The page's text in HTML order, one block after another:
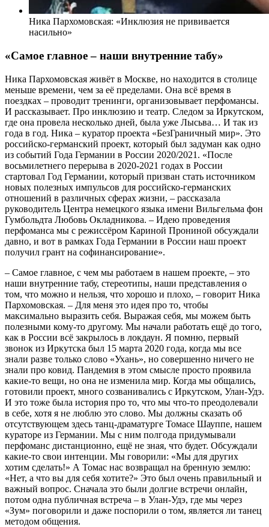
Ника Пархомовская: «Инклюзия не прививается
насильно»
«Самое главное – наши внутренние табу»
Ника Пархомовская живёт в Москве, но находится в столице
меньше времени, чем за её пределами. Она всё время в
поездках – проводит тренинги, организовывает перфомансы.
И рассказывает. Про инклюзию и театр. Следом за Иркутском,
где она провела несколько дней, была уже Лысьва… И так из
года в год. Ника – куратор проекта «БезГраничный мир». Это
российско-германский проект, который был задуман как одно
из событий Года Германии в России 2020/2021. «После
восьмилетнего перерыва в 2020-2021 годах в России
стартовал Год Германии, который призван стать источником
новых полезных импульсов для российско-германских
отношений в различных сферах жизни, – рассказала
руководитель Центра немецкого языка имени Вильгельма фон
Гумбольдта Любовь Окладникова. – Идею проведения
перфоманса мы с режиссёром Кариной Прониной обсуждали
давно, и вот в рамках Года Германии в России наш проект
получил грант на софинансирование».
– Самое главное, с чем мы работаем в нашем проекте, – это
наши внутренние табу, стереотипы, наши представления о
том, что можно и нельзя, что хорошо и плохо, – говорит Ника
Пархомовская. – Для меня это идея про то, чтобы
максимально выразить себя. Выражая себя, мы можем быть
полезными кому-то другому. Мы начали работать ещё до того,
как в России всё закрылось в локдаун. Я помню, первый
звонок из Иркутска был 15 марта 2020 года, когда мы все
знали разве только слово «Ухань», но совершенно ничего не
знали про ковид. Пандемия в этом смысле просто проявила
какие-то вещи, но она не изменила мир. Когда мы общались,
готовили проект, много созванивались с Иркутском, Улан-Удэ.
И это тоже была история про то, что мы что-то преодолевали
в себе, хотя я не люблю это слово. Мы должны сказать об
отсутствующем здесь танц-драматурге Томасе Шауппе, нашем
кураторе из Германии. Мы с ним полгода придумывали
перфоманс дистанционно, ещё не зная, что будет. Обсуждали
какие-то свои интенции. Мы говорили: «Мы для других
хотим сделать!» А Томас нас возвращал на бренную землю:
«Нет, а что вы для себя хотите?» Это был очень правильный и
важный вопрос. Сначала это были долгие встречи онлайн,
потом одна публичная встреча – в Улан-Удэ, где мы через
«Зум» поговорили и даже поспорили о том, является ли танец
методом общения.